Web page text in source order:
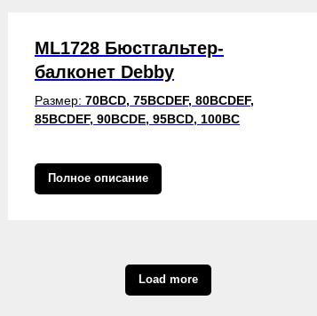
ML1728 Бюстгальтер-
балконет Debby
Размер: 70BCD, 75BCDEF, 80BCDEF,
85BCDEF, 90BCDE, 95BCD, 100BC
Полное описание
Load more